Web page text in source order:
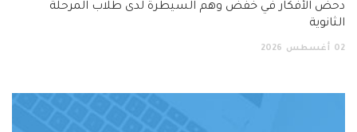
دحض الأفكار في خفض وهم السيطرة لدى طلاب المرحلة
الثانوية
02 أغسطس 2026